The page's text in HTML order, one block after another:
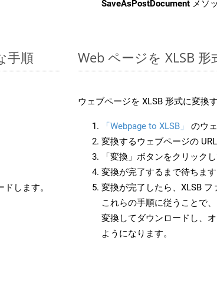
SaveAsPostDocument メソ
手順
します。
Web ページを XLSB
ウェブページを XLSB 形式に変換
「Webpage to XLSB」
のウ
変換するウェブページの
「変換」ボタンをクリック
変換が完了するまで待ちます
変換が完了したら、XLSB フ
これらの手順に従うことで
変換してダウンロードし、
ようになります。